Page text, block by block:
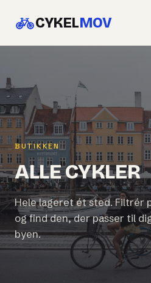
CYKELMOV
BUTIKKEN
ALLE CYKLER
Hele lageret ét sted. Filtrér
og find den, der passer til
byen.